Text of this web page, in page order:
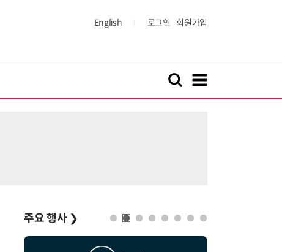
English 로그인 회원가입
주요 행사 ❯